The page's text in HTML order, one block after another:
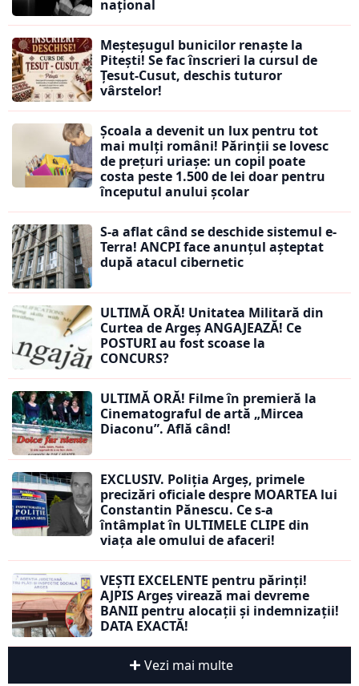
național
Meșteșugul bunicilor renaște la
Pitești! Se fac înscrieri la cursul de
Țesut-Cusut, deschis tuturor
vârstelor!
Școala a devenit un lux pentru tot
mai mulți români! Părinții se lovesc
de prețuri uriașe: un copil poate
costa peste 1.500 de lei doar pentru
începutul anului școlar
S-a aflat când se deschide sistemul e-
Terra! ANCPI face anunțul așteptat
după atacul cibernetic
ULTIMĂ ORĂ! Unitatea Militară din
Curtea de Argeș ANGAJEAZĂ! Ce
POSTURI au fost scoase la
CONCURS?
ULTIMĂ ORĂ! Filme în premieră la
Cinematograful de artă „Mircea
Diaconu”. Află când!
EXCLUSIV. Poliția Argeș, primele
precizări oficiale despre MOARTEA lui
Constantin Pănescu. Ce s-a
întâmplat în ULTIMELE CLIPE din
viața ale omului de afaceri!
VEȘTI EXCELENTE pentru părinți!
AJPIS Argeș virează mai devreme
BANII pentru alocații și indemnizații!
DATA EXACTĂ!
Vezi mai multe